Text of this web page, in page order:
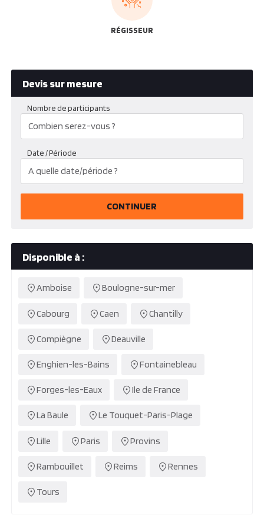
RÉGISSEUR
Devis sur mesure
Nombre de participants
Date / Période
CONTINUER
Disponible à :
Amboise Boulogne-sur-mer
Cabourg Caen Chantilly
Compiègne Deauville
Enghien-les-Bains Fontainebleau
Forges-les-Eaux Ile de France
La Baule Le Touquet-Paris-Plage
Lille Paris Provins
Rambouillet Reims Rennes
Tours